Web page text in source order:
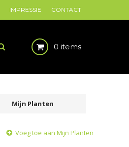
IMPRESSIE CONTACT
0 items
Mijn Planten
Voeg toe aan Mijn Planten